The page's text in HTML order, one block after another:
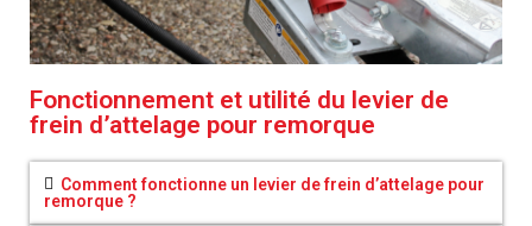
Fonctionnement et utilité du levier de
frein d’attelage pour remorque
Comment fonctionne un levier de frein d’attelage pour
remorque ?